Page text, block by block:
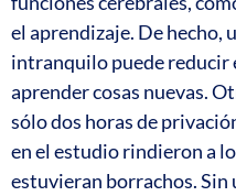
el aprendizaje. De hecho,
intranquilo puede reducir
aprender cosas nuevas.
sólo dos horas de
en el estudio rindieron a
estuvieran borrachos. Sin